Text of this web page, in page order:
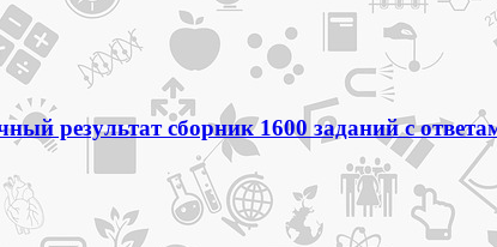
результат сборник 1600 заданий с